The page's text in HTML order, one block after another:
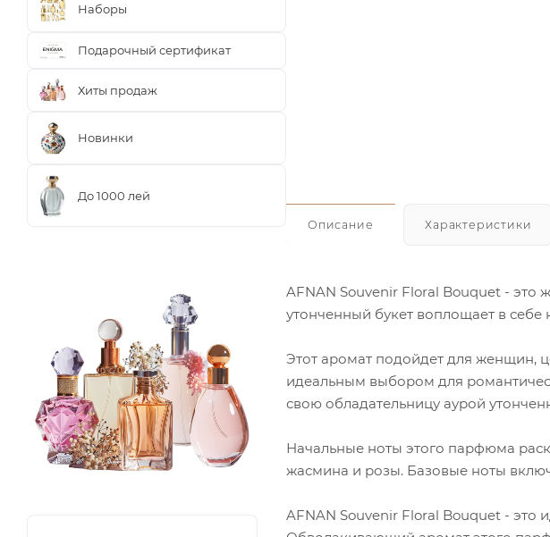
Описание Характеристики
AFNAN Souvenir Floral Bouquet -
утонченный букет воплощает в
Этот аромат подойдет для женщин,
идеальным выбором для
свою обладательницу аурой
Начальные ноты этого парфюма
жасмина и розы. Базовые ноты
AFNAN Souvenir Floral Bouquet - это
Наборы
Подарочный сертификат
Хиты продаж
Новинки
До 1000 лей